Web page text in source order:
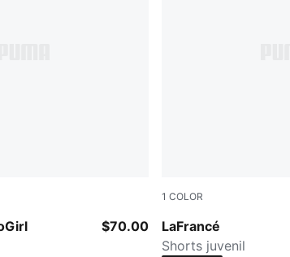
Gold
$70.00
1 COLOR
LaFrancé
PUMA Black-Gray Sky
Shorts juvenil